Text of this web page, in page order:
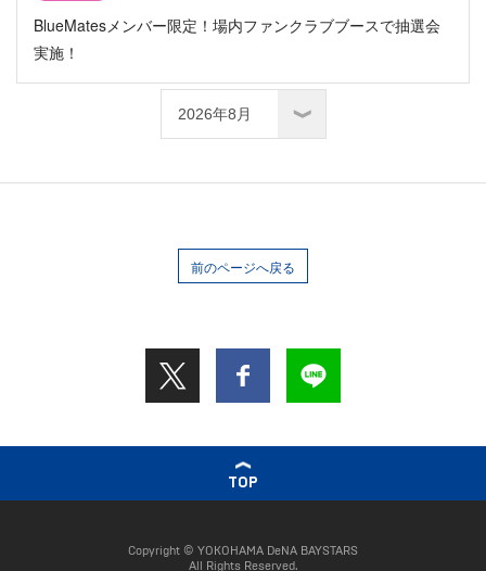
BlueMatesメンバー限定！場内ファンクラブブースで抽選会
実施！
前のページへ戻る
TOP
Copyright © YOKOHAMA DeNA BAYSTARS
All Rights Reserved.